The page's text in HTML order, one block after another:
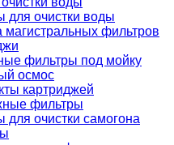
для очистки воды
магистральных фильтров
фильтры под мойку
осмос
картриджей
фильтры
для очистки самогона